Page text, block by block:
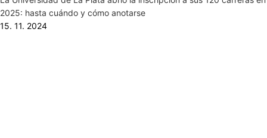
2025: hasta cuándo y cómo anotarse
15. 11. 2024